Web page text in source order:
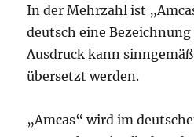
In der Mehrzahl ist
deutsch eine
Ausdruck kann
übersetzt werden.
„Amcas“ wird im